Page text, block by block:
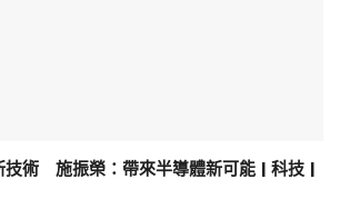
技術 施振榮：帶來半導體新可能 | 科技 |